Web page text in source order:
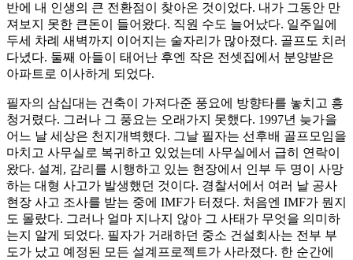
반에 내 인생의 큰 전환점이 찾아온 것이었다. 내가 그동안 만
져보지 못한 큰돈이 들어왔다. 직원 수도 늘어났다. 일주일에
두세 차례 새벽까지 이어지는 술자리가 많아졌다. 골프도 치러
다녔다. 둘째 아들이 태어난 후엔 작은 전셋집에서 분양받은
아파트로 이사하게 되었다.
필자의 삼십대는 건축이 가져다준 풍요에 방향타를 놓치고 흥
청거렸다. 그러나 그 풍요는 오래가지 못했다. 1997년 늦가을
어느 날 세상은 천지개벽했다. 그날 필자는 선후배 골프모임을
마치고 사무실로 복귀하고 있었는데 사무실에서 급히 연락이
왔다. 설계, 감리를 시행하고 있는 현장에서 인부 두 명이 사망
하는 대형 사고가 발생했던 것이다. 경찰서에서 여러 날 공사
현장 사고 조사를 받는 중에 IMF가 터졌다. 처음엔 IMF가 뭔지
도 몰랐다. 그러나 얼마 지나지 않아 그 사태가 무엇을 의미하
는지 알게 되었다. 필자가 거래하던 중소 건설회사는 전부 부
도가 났고 예정된 모든 설계프로젝트가 사라졌다. 한 순간에